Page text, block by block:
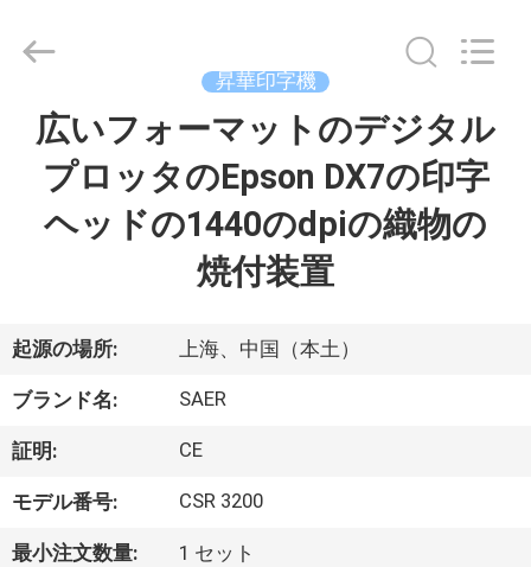
品
ビ
デ
オ
2015
Supplier
Reserved.
昇華印字機
広いフォーマットのデジタル
プロッタのEpson DX7の印字
ヘッドの1440のdpiの織物の
焼付装置
起源の場所: 上海、中国（本土）
ブランド名: SAER
証明: CE
モデル番号: CSR 3200
最小注文数量: 1 セット